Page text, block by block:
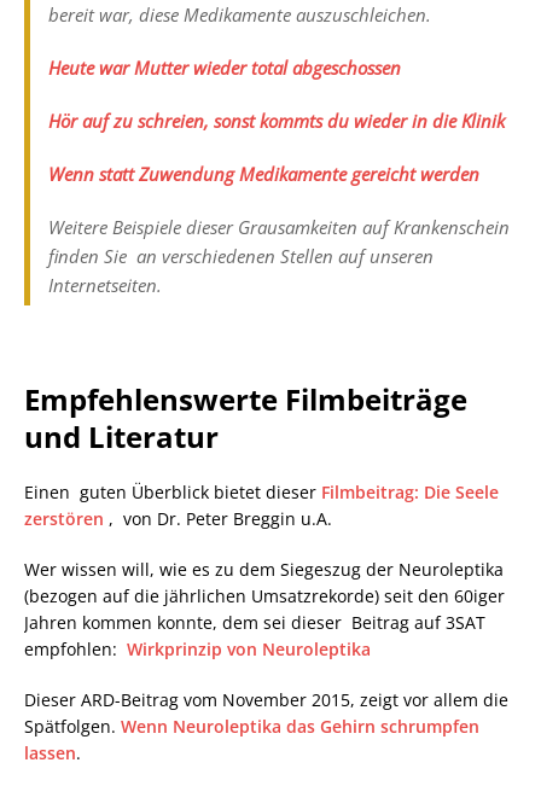
bereit war, diese Medikamente auszuschleichen.
Heute war Mutter wieder total abgeschossen
Hör auf zu schreien, sonst kommts du wieder in die Klinik
Wenn statt Zuwendung Medikamente gereicht werden
Weitere Beispiele dieser Grausamkeiten auf Krankenschein
finden Sie an verschiedenen Stellen auf unseren
Internetseiten.
Empfehlenswerte Filmbeiträge
und Literatur
Einen guten Überblick bietet dieser Filmbeitrag: Die Seele
zerstören , von Dr. Peter Breggin u.A.
Wer wissen will, wie es zu dem Siegeszug der Neuroleptika
(bezogen auf die jährlichen Umsatzrekorde) seit den 60iger
Jahren kommen konnte, dem sei dieser Beitrag auf 3SAT
empfohlen: Wirkprinzip von Neuroleptika
Dieser ARD-Beitrag vom November 2015, zeigt vor allem die
Spätfolgen. Wenn Neuroleptika das Gehirn schrumpfen
lassen.